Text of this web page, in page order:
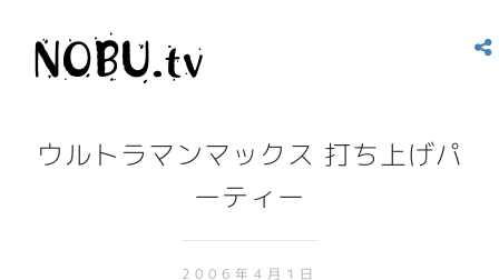
ウルトラマンマックス 打ち上げパ
ーティー
2006年4月1日